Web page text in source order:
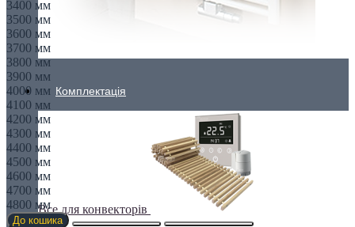
Комплектація
Все для конвекторів
3400 мм
3500 мм
3600 мм
3700 мм
3800 мм
3900 мм
4000 мм
4100 мм
4200 мм
4300 мм
4400 мм
4500 мм
4600 мм
4700 мм
4800 мм
До кошика